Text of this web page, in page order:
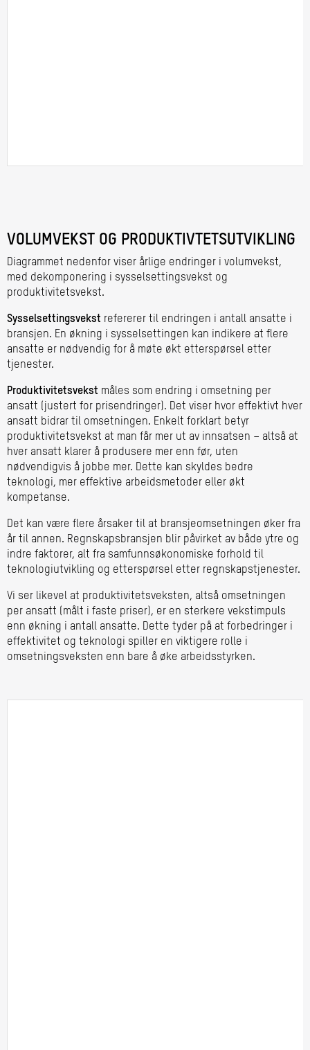
VOLUMVEKST OG PRODUKTIVTETSUTVIKLING
Diagrammet nedenfor viser årlige endringer i volumvekst,
med dekomponering i sysselsettingsvekst og
produktivitetsvekst.
Sysselsettingsvekst refererer til endringen i antall ansatte i
bransjen. En økning i sysselsettingen kan indikere at flere
ansatte er nødvendig for å møte økt etterspørsel etter
tjenester.
Produktivitetsvekst måles som endring i omsetning per
ansatt (justert for prisendringer). Det viser hvor effektivt hver
ansatt bidrar til omsetningen. Enkelt forklart betyr
produktivitetsvekst at man får mer ut av innsatsen – altså at
hver ansatt klarer å produsere mer enn før, uten
nødvendigvis å jobbe mer. Dette kan skyldes bedre
teknologi, mer effektive arbeidsmetoder eller økt
kompetanse.
Det kan være flere årsaker til at bransjeomsetningen øker fra
år til annen. Regnskapsbransjen blir påvirket av både ytre og
indre faktorer, alt fra samfunnsøkonomiske forhold til
teknologiutvikling og etterspørsel etter regnskapstjenester.
Vi ser likevel at produktivitetsveksten, altså omsetningen
per ansatt (målt i faste priser), er en sterkere vekstimpuls
enn økning i antall ansatte. Dette tyder på at forbedringer i
effektivitet og teknologi spiller en viktigere rolle i
omsetningsveksten enn bare å øke arbeidsstyrken.